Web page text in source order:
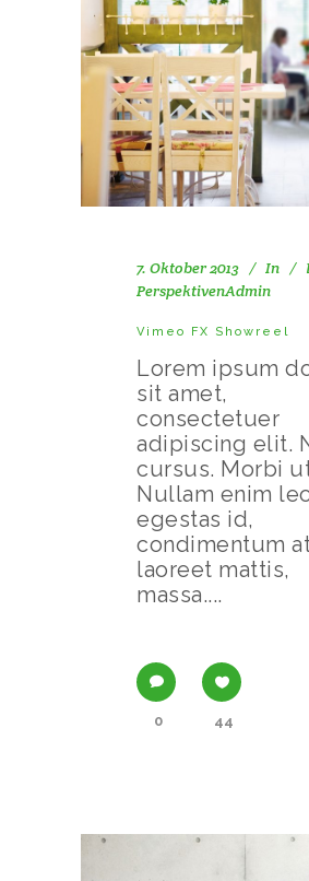
7. Oktober 2013 In
PerspektivenAdmin
Vimeo FX Showreel
Lorem ipsum
sit amet,
consectetuer
adipiscing elit.
cursus. Morbi
Nullam enim
egestas id,
condimentum
laoreet mattis,
massa....
0 44